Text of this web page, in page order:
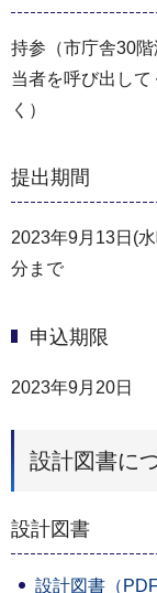
持参（市庁舎30
当者を呼び出し
く）
提出期間
2023年9月13日(
分まで
申込期限
2023年9月20日
設計図書に
設計図書
設計図書（